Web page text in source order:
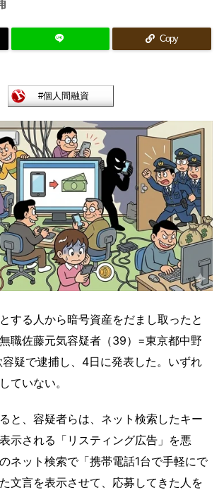
Copy
する人から暗号資産をだまし取ったと
職佐藤元気容疑者（39）=東京都中野
疑で逮捕し、4日に発表した。いずれ
ていない。
と、容疑者らは、ネット検索したキー
示される「リスティング広告」を悪
ネット検索で「携帯電話1台で手軽にで
文言を表示させて、応募してきた人を